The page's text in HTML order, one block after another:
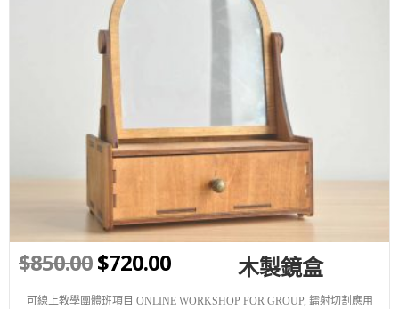
WISHLIST
$850.00$720.00 木製鏡盒
可線上教學團體班項目 ONLINE WORKSHOP FOR GROUP, 鐳射切割應用